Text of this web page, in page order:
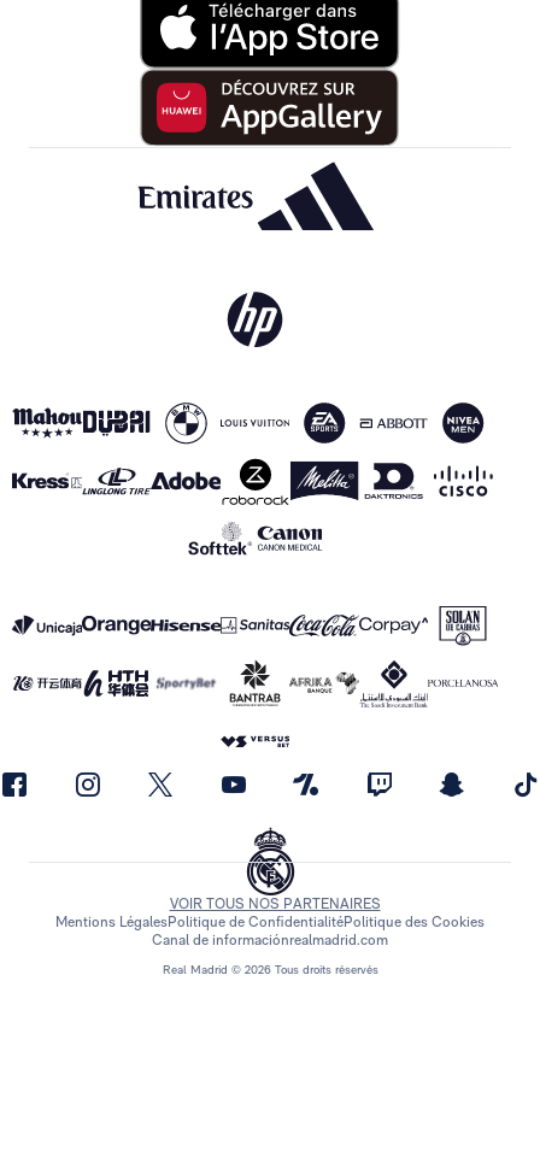
Real Madrid © 2026 Tous droits réservés
VOIR TOUS NOS PARTENAIRES
Mentions LégalesPolitique de ConfidentialitéPolitique des Cookies
Canal de informaciónrealmadrid.com